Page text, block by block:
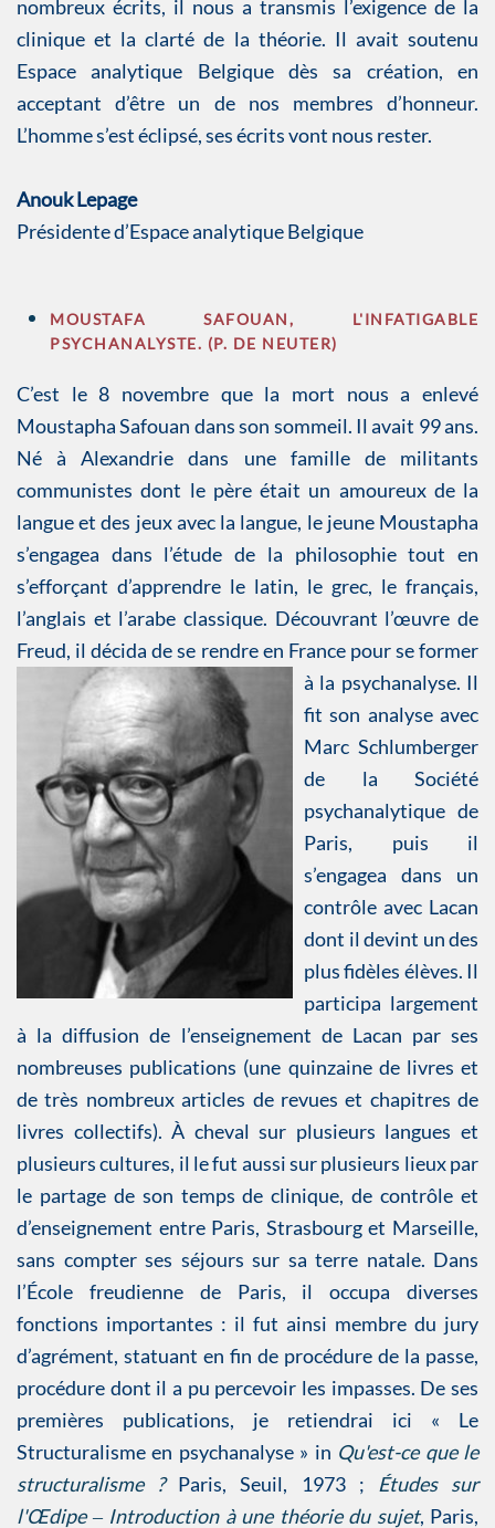
nombreux écrits, il nous a transmis l’exigence de la
clinique et la clarté de la théorie. Il avait soutenu
Espace analytique Belgique dès sa création, en
acceptant d’être un de nos membres d’honneur.
L’homme s’est éclipsé, ses écrits vont nous rester.
Anouk Lepage
Présidente d’Espace analytique Belgique
MOUSTAFA SAFOUAN, L'INFATIGABLE
PSYCHANALYSTE. (P. DE NEUTER)
C’est le 8 novembre que la mort nous a enlevé
Moustapha Safouan dans son sommeil. Il avait 99 ans.
Né à Alexandrie dans une famille de militants
communistes dont le père était un amoureux de la
langue et des jeux avec la langue, le jeune Moustapha
s’engagea dans l’étude de la philosophie tout en
s’efforçant d’apprendre le latin, le grec, le français,
l’anglais et l’arabe classique. Découvrant l’œuvre de
Freud, il décida de se rendre en France pour se former
à la psychanalyse. Il
fit son analyse avec
Marc Schlumberger
de la Société
psychanalytique de
Paris, puis il
s’engagea dans un
contrôle avec Lacan
dont il devint un des
plus fidèles élèves. Il
participa largement
à la diffusion de l’enseignement de Lacan par ses
nombreuses publications (une quinzaine de livres et
de très nombreux articles de revues et chapitres de
livres collectifs). À cheval sur plusieurs langues et
plusieurs cultures, il le fut aussi sur plusieurs lieux par
le partage de son temps de clinique, de contrôle et
d’enseignement entre Paris, Strasbourg et Marseille,
sans compter ses séjours sur sa terre natale. Dans
l’École freudienne de Paris, il occupa diverses
fonctions importantes : il fut ainsi membre du jury
d’agrément, statuant en fin de procédure de la passe,
procédure dont il a pu percevoir les impasses. De ses
premières publications, je retiendrai ici « Le
Structuralisme en psychanalyse » in Qu'est-ce que le
structuralisme ?Paris, Seuil, 1973 ; Études sur
l'Œdipe ‒ Introduction à une théorie du sujet, Paris,